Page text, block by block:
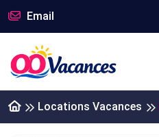
Email
Locations Vacances